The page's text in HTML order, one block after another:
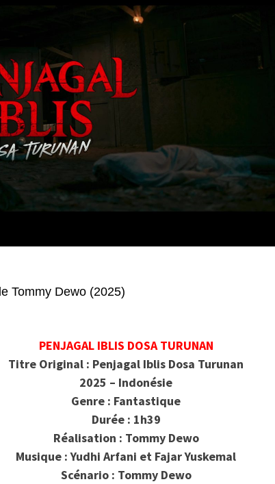
Tommy Dewo (2025)
PENJAGAL IBLIS DOSA TURUNAN
Titre Original : Penjagal Iblis Dosa Turunan
2025 – Indonésie
Genre : Fantastique
Durée : 1h39
Réalisation : Tommy Dewo
Musique : Yudhi Arfani et Fajar Yuskemal
Scénario : Tommy Dewo